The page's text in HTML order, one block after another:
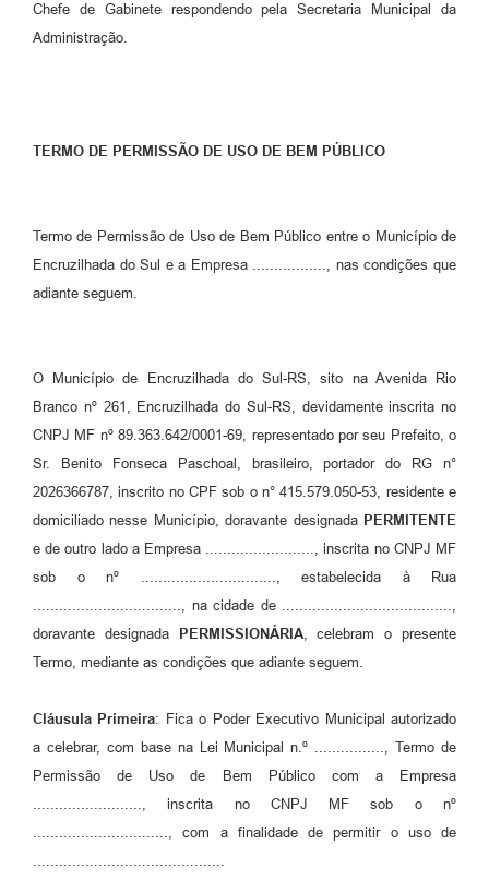
Chefe de Gabinete respondendo pela Secretaria Municipal da
Administração.
TERMO DE PERMISSÃO DE USO DE BEM PÚBLICO
Termo de Permissão de Uso de Bem Público entre o Município de
Encruzilhada do Sul e a Empresa ................., nas condições que
adiante seguem.
O Município de Encruzilhada do Sul-RS, sito na Avenida Rio
Branco nº 261, Encruzilhada do Sul-RS, devidamente inscrita no
CNPJ MF nº 89.363.642/0001-69, representado por seu Prefeito, o
Sr. Benito Fonseca Paschoal, brasileiro, portador do RG n°
2026366787, inscrito no CPF sob o n° 415.579.050-53, residente e
domiciliado nesse Município, doravante designada PERMITENTE
e de outro lado a Empresa ........................., inscrita no CNPJ MF
sob o nº ..............................., estabelecida à Rua
.................................., na cidade de .......................................,
doravante designada
PERMISSIONÁRIA, celebram o presente
Termo, mediante as condições que adiante seguem.
Cláusula Primeira: Fica o Poder Executivo Municipal autorizado
a celebrar, com base na Lei Municipal n.º ................, Termo de
Permissão de Uso de Bem Público com a Empresa
........................., inscrita no CNPJ MF sob o nº
..............................., com a finalidade de permitir o uso de
............................................